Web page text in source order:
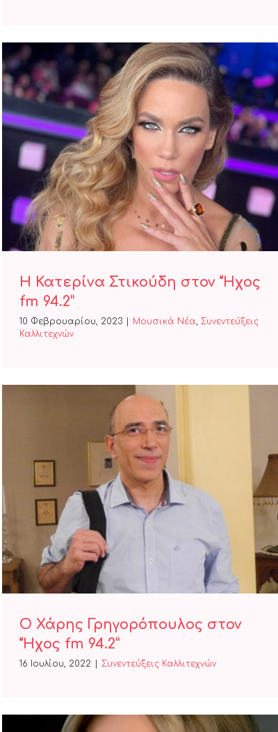
Η Κατερίνα Στικούδη στον “Ήχος
fm 94.2”
Η Κατερίνα Στικούδη στον “Ήχος
fm 94.2”
10 Φεβρουαρίου, 2023 Μουσικά Νέα,Συνεντεύξεις
Καλλιτεχνών
Ο Χάρης Γρηγορόπουλος στον
“Ήχος fm 94.2”
Ο Χάρης Γρηγορόπουλος στον
“Ήχος fm 94.2”
16 Ιουλίου, 2022 Συνεντεύξεις Καλλιτεχνών